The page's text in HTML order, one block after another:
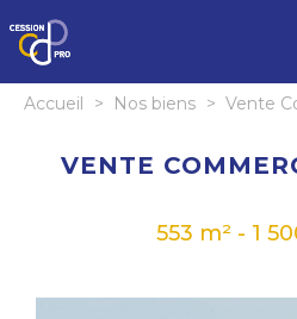
Accueil > Nos biens > Vente
VENTE
553 m² - 1